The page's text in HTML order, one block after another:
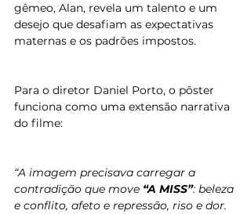
gêmeo, Alan, revela um talento e um
desejo que desafiam as expectativas
maternas e os padrões impostos.
Para o diretor Daniel Porto, o pôster
funciona como uma extensão narrativa
do filme:
“A imagem precisava carregar a
contradição que move “A MISS”: beleza
e conflito, afeto e repressão, riso e dor.